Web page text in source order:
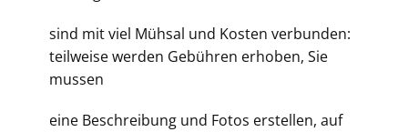
sind mit viel Mühsal und Kosten verbunden:
teilweise werden Gebühren erhoben, Sie
mussen
eine Beschreibung und Fotos erstellen, auf